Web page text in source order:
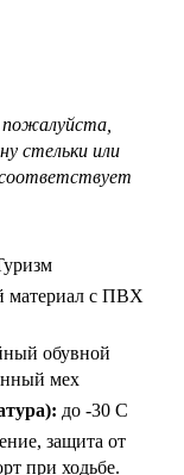
пожалуйста,
стельки или
материал с ПВХ
обувной
мех
до -30 С
защита от
при ходьбе.